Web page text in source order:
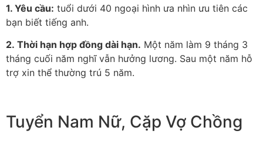
1. Yêu cầu: tuổi dưới 40 ngoại hình ưa nhìn ưu tiên các
bạn biết tiếng anh.
2. Thời hạn hợp đồng dài hạn. Một năm làm 9 tháng 3
tháng cuối năm nghĩ vẫn hưởng lương. Sau một năm hỗ
trợ xin thể thường trú 5 năm.
Tuyển Nam Nữ, Cặp Vợ Chồng